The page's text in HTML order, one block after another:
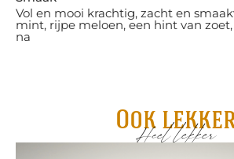
Vol en mooi krachtig, zacht en
mint, rijpe meloen, een hint van
na
Ook
Heel lekker